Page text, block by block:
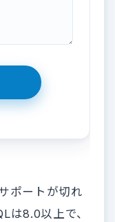
ポートが切れ
は8.0以上で、